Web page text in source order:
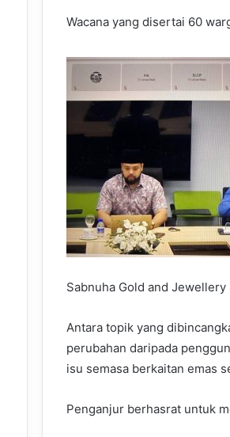
Wacana yang disertai 60
Sabnuha Gold and
Antara topik yang
perubahan daripada
isu semasa berkaitan emas
Penganjur berhasrat untuk